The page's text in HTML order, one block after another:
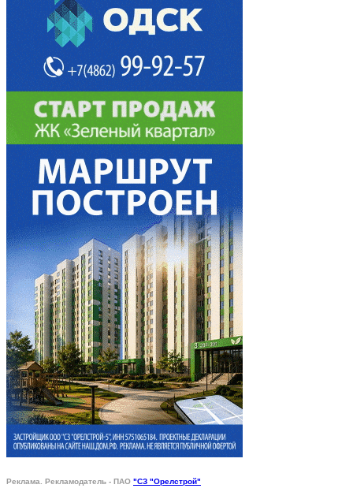
Реклама. Рекламодатель - ПАО "СЗ "Орелстрой"